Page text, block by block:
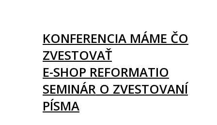
KONFERENCIA MÁME ČO
ZVESTOVAŤ
E-SHOP REFORMATIO
SEMINÁR O ZVESTOVANÍ
PÍSMA